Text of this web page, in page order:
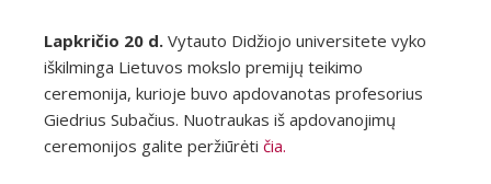
Lapkričio 20 d. Vytauto Didžiojo universitete vyko
iškilminga Lietuvos mokslo premijų teikimo
ceremonija, kurioje buvo apdovanotas profesorius
Giedrius Subačius. Nuotraukas iš apdovanojimų
ceremonijos galite peržiūrėti čia.